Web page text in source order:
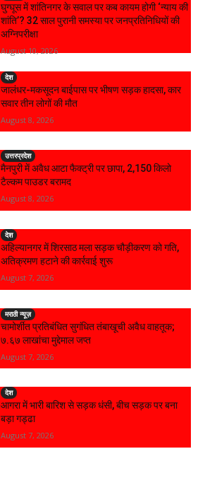
घुग्घूस में शांतिनगर के सवाल पर कब कायम होगी ‘न्याय की
शांति’? 32 साल पुरानी समस्या पर जनप्रतिनिधियों की
अग्निपरीक्षा
August 10, 2026
देश
जालंधर-मकसूदन बाईपास पर भीषण सड़क हादसा, कार
सवार तीन लोगों की मौत
August 8, 2026
उत्तरप्रदेश
मैनपुरी में अवैध आटा फैक्ट्री पर छापा, 2,150 किलो
टैल्कम पाउडर बरामद
August 8, 2026
देश
अहिल्यानगर में शिरसाठ मला सड़क चौड़ीकरण को गति,
अतिक्रमण हटाने की कार्रवाई शुरू
August 7, 2026
मराठी न्यूज़
चामोर्शीत प्रतिबंधित सुगंधित तंबाखूची अवैध वाहतूक;
₹७.६७ लाखांचा मुद्देमाल जप्त
August 7, 2026
देश
आगरा में भारी बारिश से सड़क धंसी, बीच सड़क पर बना
बड़ा गड्ढा
August 7, 2026